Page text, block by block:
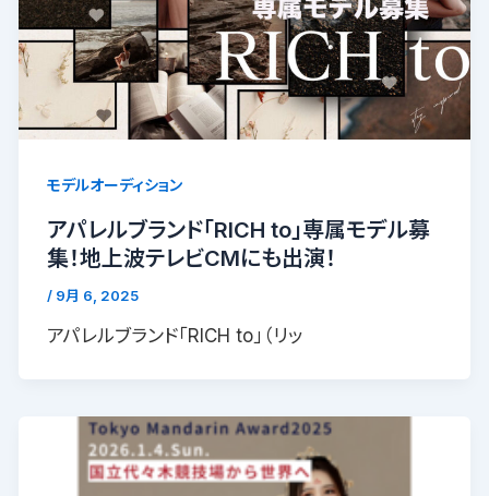
モデルオーディション
アパレルブランド「RICH to」専属モデル募
集！地上波テレビCMにも出演！
/ 9月 6, 2025
アパレルブランド「RICH to」（リッ